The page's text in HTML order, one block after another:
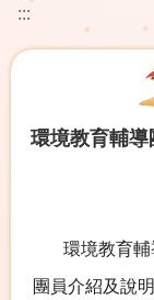
:::
環境教育輔
環境教育輔
團員介紹及說